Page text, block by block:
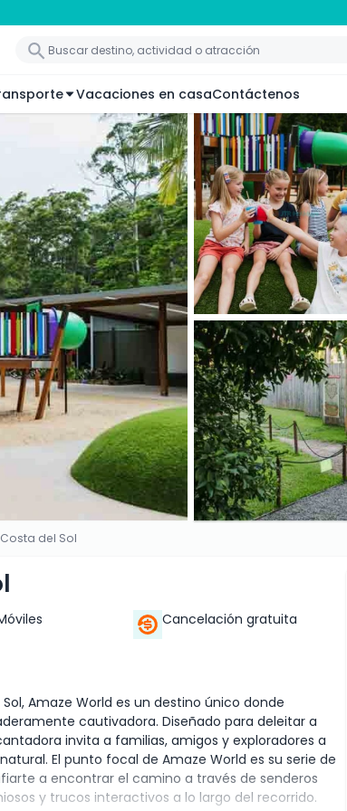
Vacaciones en casaContáctenos
del Sol
Cancelación gratuita
Amaze World es un destino único donde
cautivadora. Diseñado para deleitar a
invita a familias, amigos y exploradores a
El punto focal de Amaze World es su serie de
a encontrar el camino a través de senderos
y trucos interactivos a lo largo del recorrido.